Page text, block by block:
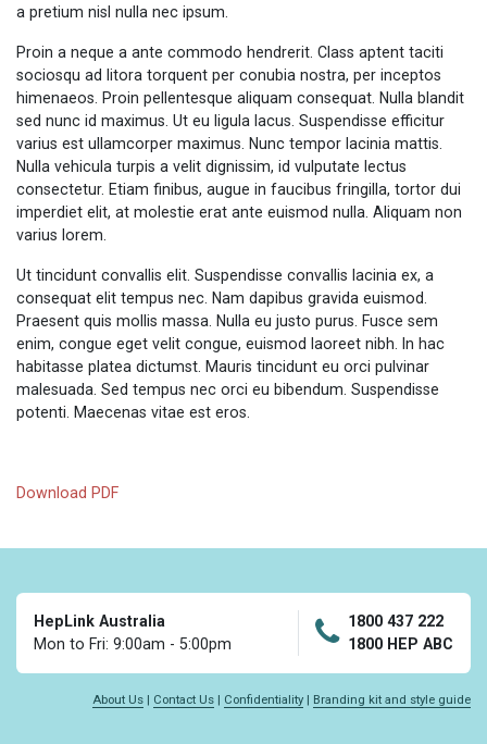
a pretium nisl nulla nec ipsum.
Proin a neque a ante commodo hendrerit. Class aptent taciti
sociosqu ad litora torquent per conubia nostra, per inceptos
himenaeos. Proin pellentesque aliquam consequat. Nulla blandit
sed nunc id maximus. Ut eu ligula lacus. Suspendisse efficitur
varius est ullamcorper maximus. Nunc tempor lacinia mattis.
Nulla vehicula turpis a velit dignissim, id vulputate lectus
consectetur. Etiam finibus, augue in faucibus fringilla, tortor dui
imperdiet elit, at molestie erat ante euismod nulla. Aliquam non
varius lorem.
Ut tincidunt convallis elit. Suspendisse convallis lacinia ex, a
consequat elit tempus nec. Nam dapibus gravida euismod.
Praesent quis mollis massa. Nulla eu justo purus. Fusce sem
enim, congue eget velit congue, euismod laoreet nibh. In hac
habitasse platea dictumst. Mauris tincidunt eu orci pulvinar
malesuada. Sed tempus nec orci eu bibendum. Suspendisse
potenti. Maecenas vitae est eros.
Download PDF
HepLink Australia
Mon to Fri: 9:00am - 5:00pm
1800 437 222
1800 HEP ABC
About Us | Contact Us | Confidentiality | Branding kit and style guide